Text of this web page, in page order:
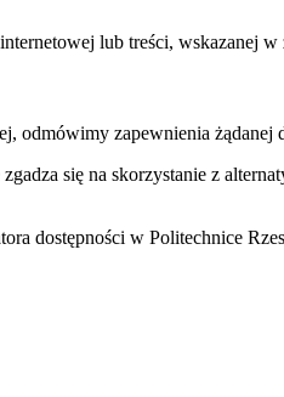
lub treści, wskazanej
zapewnienia
się na skorzystanie z
dostępności w Politechnice